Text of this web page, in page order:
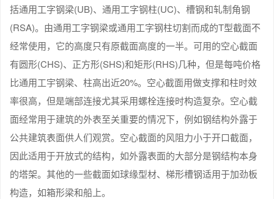
括通用工字钢梁(UB)、通用工字钢柱(UC)、槽钢和轧制角钢
(RSA)。由通用工字钢梁或通用工字钢柱切割而成的T型截面不
经常使用，它的高度只有原截面高度的一半。可用的空心截面
有圆形(CHS)、正方形(SHS)和矩形(RHS)几种，但是每吨价格
比通用工宇钢梁、柱高出近20%。空心截面用做支撑和柱时效
率很高，但是端部连接尤其采用螺栓连接时构造复杂。空心截
面经常用于建筑的外表至关重要的情况下，例如钢结构外露于
公共建筑表面供人们观赏。空心截面的风阻力小于开口截面，
因此适用于开放式的结构，如外露表面的大部分是钢结构本身
的塔架。其他的一些截面如球缘型材、梯形槽钢适用于加劲板
构造，如箱形梁和船上。